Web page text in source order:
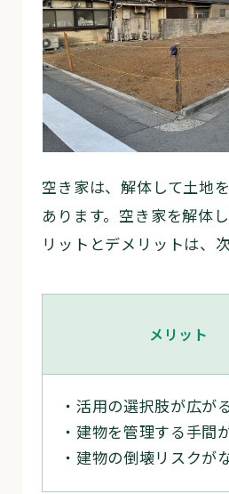
空き家は、解体して土地
あります。空き家を解体
リットとデメリットは、
メリット
・活用の選択肢が広が
・建物を管理する手間
・建物の倒壊リスクが